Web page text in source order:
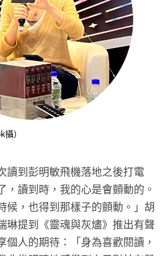
）
讀到彭明敏飛機落地之後打電
，讀到時，我的心是會顫動的。
候，也得到那樣子的顫動。」胡
琳提到《靈魂與灰燼》推出有聲
個人的期待：「身為喜歡閱讀，